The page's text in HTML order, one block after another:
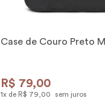
Case de Couro Preto M
R$ 79,00
1x de R$ 79 00 sem juros